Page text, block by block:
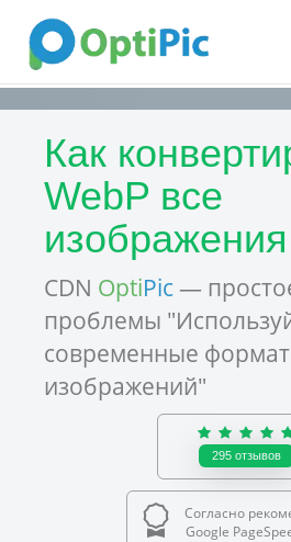
Как
WebP все
CDN OptiPic —
проблемы
современные
изображений"
295 отзывов
Согласно
Google